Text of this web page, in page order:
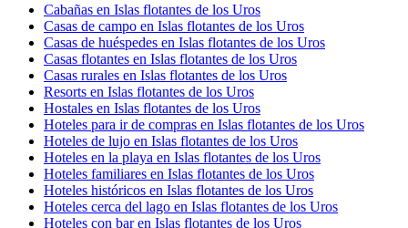
Cabañas en Islas flotantes de los Uros
Casas de campo en Islas flotantes de los Uros
Casas de huéspedes en Islas flotantes de los Uros
Casas flotantes en Islas flotantes de los Uros
Casas rurales en Islas flotantes de los Uros
Resorts en Islas flotantes de los Uros
Hostales en Islas flotantes de los Uros
Hoteles para ir de compras en Islas flotantes de los Uros
Hoteles de lujo en Islas flotantes de los Uros
Hoteles en la playa en Islas flotantes de los Uros
Hoteles familiares en Islas flotantes de los Uros
Hoteles históricos en Islas flotantes de los Uros
Hoteles cerca del lago en Islas flotantes de los Uros
Hoteles con bar en Islas flotantes de los Uros